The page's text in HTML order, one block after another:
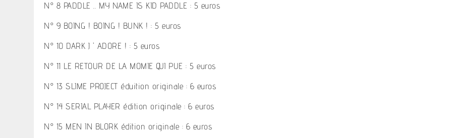
N° 8 PADDLE .. MY NAME IS KID PADDLE : 5 euros
N° 9 BOING ! BOING ! BUNK ! : 5 euros
N° 10 DARK J ' ADORE ! : 5 euros
N° 11 LE RETOUR DE LA MOMIE QUI PUE : 5 euros
N° 13 SLIME PROJECT éduition originale : 6 euros
N° 14 SERIAL PLAYER édition originale : 6 euros
N° 15 MEN IN BLORK édition originale : 6 euros